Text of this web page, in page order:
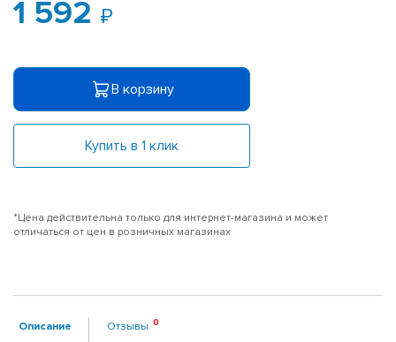
1 592
В корзину
Купить в 1 клик
*Цена действительна только для интернет-магазина и может
отличаться от цен в розничных магазинах
Описание Отзывы